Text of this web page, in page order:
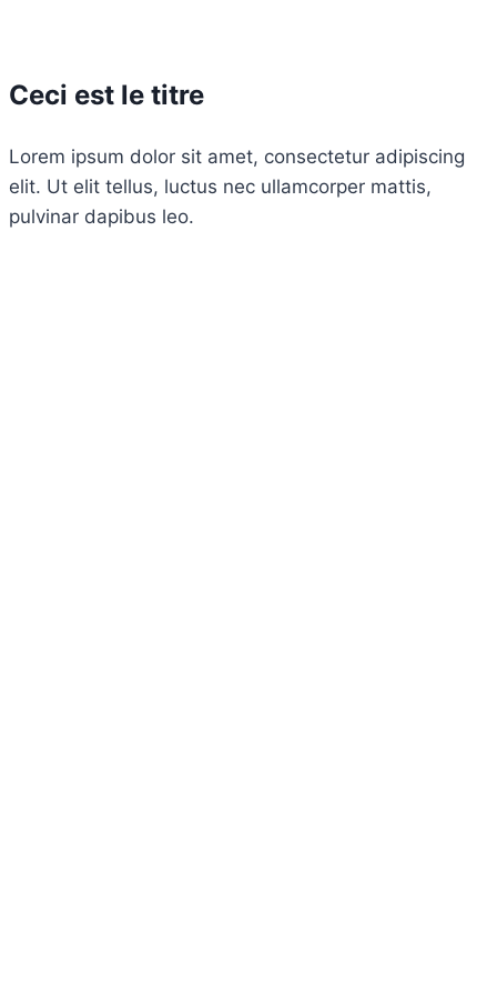
Ceci est le titre
Lorem ipsum dolor sit amet, consectetur adipiscing
elit. Ut elit tellus, luctus nec ullamcorper mattis,
pulvinar dapibus leo.